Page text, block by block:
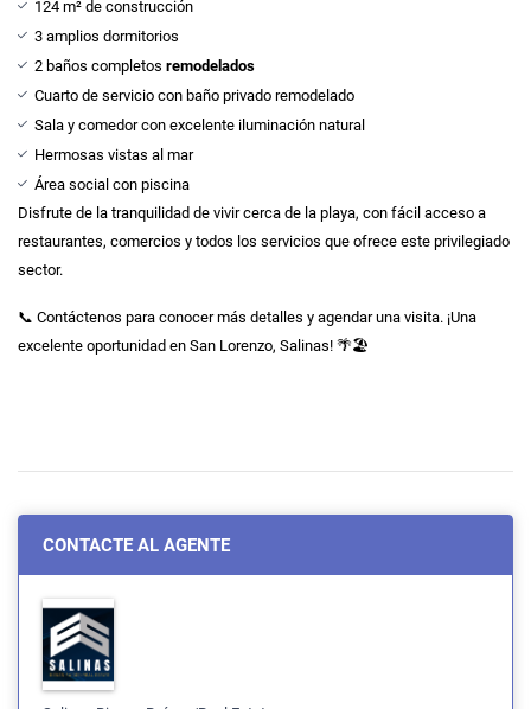
124 m² de construcción
3 amplios dormitorios
2 baños completos remodelados
Cuarto de servicio con baño privado remodelado
Sala y comedor con excelente iluminación natural
Hermosas vistas al mar
Área social con piscina
Disfrute de la tranquilidad de vivir cerca de la playa, con fácil acceso a
restaurantes, comercios y todos los servicios que ofrece este privilegiado
sector.
📞 Contáctenos para conocer más detalles y agendar una visita. ¡Una
excelente oportunidad en San Lorenzo, Salinas! 🌴🏖️
CONTACTE AL AGENTE